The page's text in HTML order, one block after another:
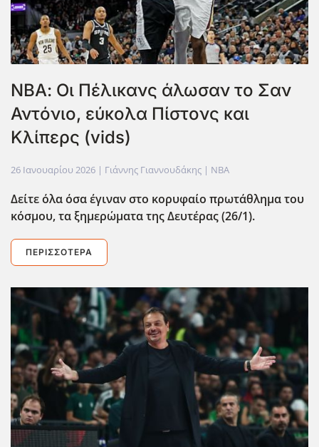
ΝΒΑ: Οι Πέλικανς άλωσαν το Σαν
Αντόνιο, εύκολα Πίστονς και
Κλίπερς (vids)
26 Ιανουαρίου 2026 | Γιάννης Γιαννουδάκης | NBA
Δείτε όλα όσα έγιναν στο κορυφαίο πρωτάθλημα του
κόσμου, τα ξημερώματα της Δευτέρας (26/1).
ΠΕΡΙΣΣΌΤΕΡΑ